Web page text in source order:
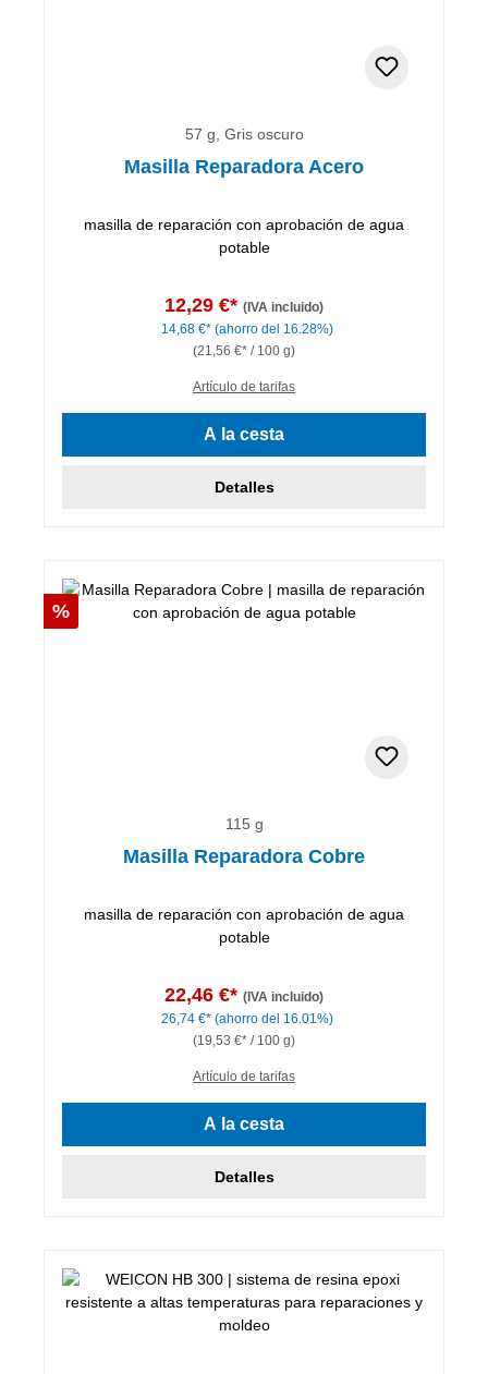
57 g, Gris oscuro
Masilla Reparadora Acero
masilla de reparación con aprobación de agua
potable
12,29 €* (IVA incluido)
14,68 €* (ahorro del 16.28%)
(21,56 €* / 100 g)
Artículo de tarifas
A la cesta
Detalles
Descuento
%
115 g
Masilla Reparadora Cobre
masilla de reparación con aprobación de agua
potable
22,46 €* (IVA incluido)
26,74 €* (ahorro del 16.01%)
(19,53 €* / 100 g)
Artículo de tarifas
A la cesta
Detalles